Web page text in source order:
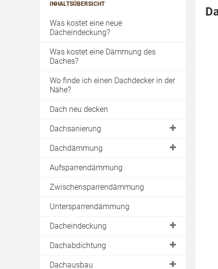
INHALTSÜBERSICHT
Was kostet eine neue
Dacheindeckung?
Was kostet eine Dämmung des
Daches?
Wo finde ich einen Dachdecker in der
Nähe?
Dach neu decken
Dachsanierung
Dachstuhl
Pfetten
Kosten
Dachkonstruktion
Dachhaut
Dachdämmung
Dach dämmen
EnEV Vorgaben
Aufsparrendämmung
Zwischensparrdämmung
Untersparrendämmung
Dämmstoffe
Aufsparrendämmung
Zwischensparrendämmung
Untersparrendämmung
Dacheindeckung
Dach decken
Dachbeschichtung
Dachabdichtung
Flachdachabdichtung
Dachausbau